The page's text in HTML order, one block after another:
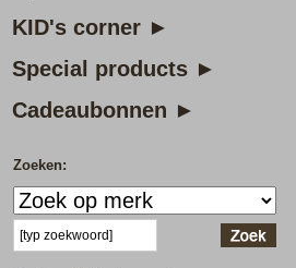
KID's corner ►
Special products ►
Cadeaubonnen ►
Zoeken: